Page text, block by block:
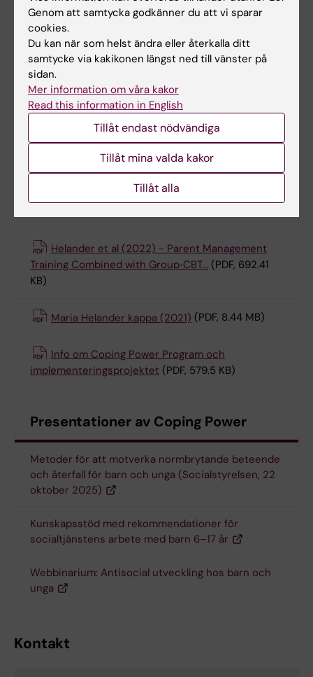
Forskning i Sverige
Helander et al (2018) - The effect of adding
Coping Power Program-Sweden to Parent
Management (PDF, 872.16 KB)
Nystrand et al (2020) - Adding the Coping
Power Programme to parent management
Helander et al (2022) - Parent Management
Training Combined with Group‑CBT... (PDF, 692.41
KB)
Maria Helander kappa (2021) (PDF, 8.44 MB)
Info om Coping Power Program och
implementeringsprojektet (PDF, 579.5 KB)
Presentationer av Coping Power
Metoder för att motverka normbrytande beteende
och återfall för barn och unga (Socialstyrelsen, 22
oktober 2025)
Kunskapsstöd med rekommendationer för
socialtjänstens arbete med barn 6–17 år
Webbinarium: Antisocial utveckling hos barn och
unga
Kontakt
Genom att samtycka godkänner du att vi sparar
cookies.
Du kan när som helst ändra eller återkalla ditt
samtycke via kakikonen längst ned till vänster på
sidan.
Mer information om våra kakor
Read this information in English
Tillåt endast nödvändiga
Tillåt mina valda kakor
Tillåt alla